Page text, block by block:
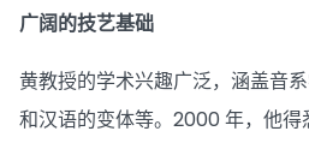
广阔的技艺基础
黄教授的学术兴趣广泛，涵盖音
和汉语的变体等。2000 年，他